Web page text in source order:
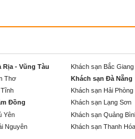
Rịa - Vũng Tàu Khách sạn Bắc Giang
Thơ Khách sạn Đà Nẵng
Tĩnh Khách sạn Hải Phòng
Đồng Khách sạn Lạng Sơn
Yên Khách sạn Quảng
Nguyên Khách sạn Thanh Hóa